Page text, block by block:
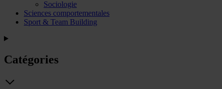
Sociologie
Sciences comportementales
Sport & Team Building
Catégories